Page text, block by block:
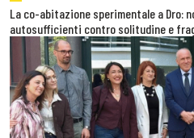
La co-abitazione sperimentale a Dro:
autosufficienti contro solitudine e